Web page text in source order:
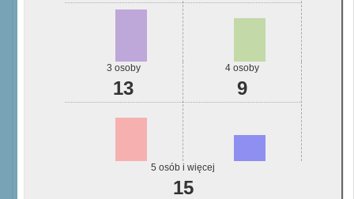
3 osoby
13
4 osoby
9
5 osób i więcej
15